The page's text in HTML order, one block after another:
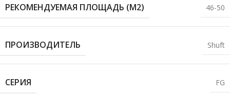
РЕКОМЕНДУЕМАЯ ПЛОЩАДЬ (М2) 46-50
ПРОИЗВОДИТЕЛЬ Shuft
СЕРИЯ FG